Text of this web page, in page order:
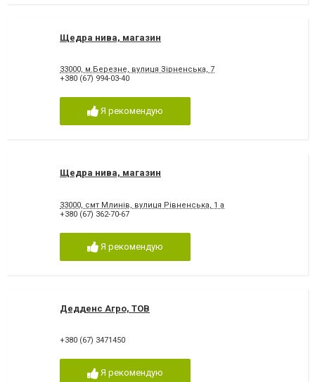
Щедра нива, магазин
33000, м.Березне, вулиця Зірненська, 7
+380 (67) 994-03-40
Я рекомендую
Щедра нива, магазин
33000, смт Млинів, вулиця Рівненська, 1 а
+380 (67) 362-70-67
Я рекомендую
Дедденс Агро, ТОВ
+380 (67) 3471450
Я рекомендую